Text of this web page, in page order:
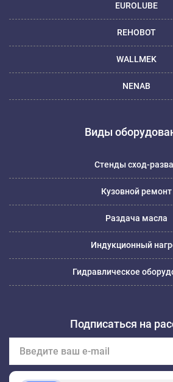
EUROLUBE
REHOBOT
WALLMEK
NENAB
Виды
Стенды сход-
Кузовной ремонт
Раздача масла
Индукционный
Гидравлическое
Подписаться на